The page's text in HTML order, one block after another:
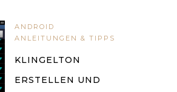
ANDROID
ANLEITUNGEN & TIPPS
KLINGELTON
ERSTELLEN UND